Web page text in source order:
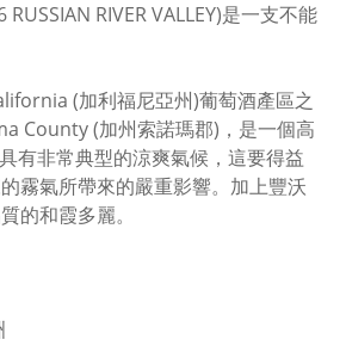
RIVER VALLEY)是一支不能
(加利福尼亞州)葡萄酒產區之
County (加州索諾瑪郡)，是一個高
有非常典型的涼爽氣候，這要得益
霧氣所帶來的嚴重影響。加上豐沃
的和霞多麗。